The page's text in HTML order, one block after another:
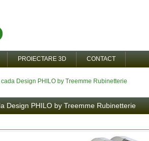
PROIECTARE 3D CONTACT
cada Design PHILO by Treemme Rubinetterie
Design PHILO by Treemme Rubinetterie